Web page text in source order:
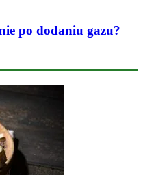
po dodaniu gazu?